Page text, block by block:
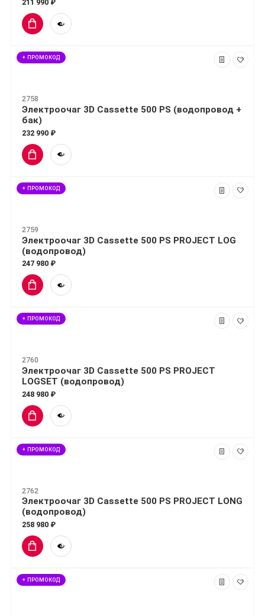
211 990 ₽
+ ПРОМОКОД
2758
Электроочаг 3D Cassette 500 PS (водопровод +
бак)
232 990 ₽
+ ПРОМОКОД
2759
Электроочаг 3D Cassette 500 PS PROJECT LOG
(водопровод)
247 980 ₽
+ ПРОМОКОД
2760
Электроочаг 3D Cassette 500 PS PROJECT
LOGSET (водопровод)
248 980 ₽
+ ПРОМОКОД
2762
Электроочаг 3D Cassette 500 PS PROJECT LONG
(водопровод)
258 980 ₽
+ ПРОМОКОД